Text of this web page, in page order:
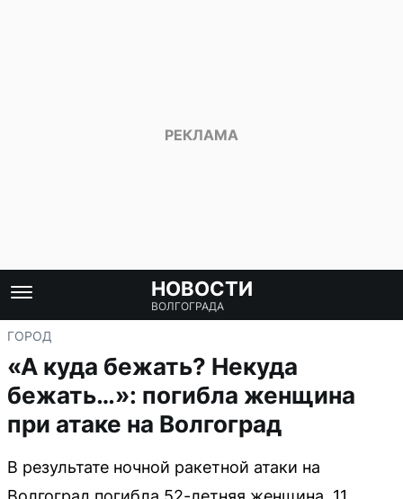
НОВОСТИ
ВОЛГОГРАДА
ГОРОД
«А куда бежать? Некуда
бежать…»: погибла женщина
при атаке на Волгоград
В результате ночной ракетной атаки на